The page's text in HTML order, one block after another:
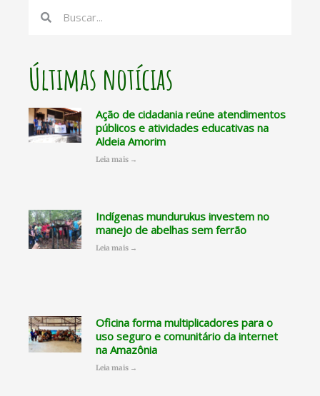
Últimas notícias
Ação de cidadania reúne atendimentos
públicos e atividades educativas na
Aldeia Amorim
Leia mais →
Indígenas mundurukus investem no
manejo de abelhas sem ferrão
Leia mais →
Oficina forma multiplicadores para o
uso seguro e comunitário da internet
na Amazônia
Leia mais →